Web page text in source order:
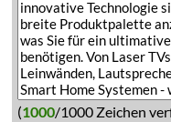
(1000/1000 Zeichen